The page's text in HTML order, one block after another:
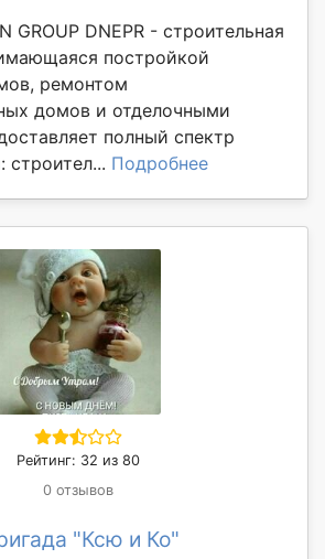
GROUP DNEPR - строительная
постройкой
ремонтом
домов и отделочными
полный спектр
строител... Подробнее
Рейтинг: 32 из 80
0 отзывов
"Ксю и Ко"